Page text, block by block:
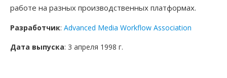
работе на разных производственных платформах.
Разработчик: Advanced Media Workflow Association
Дата выпуска: 3 апреля 1998 г.